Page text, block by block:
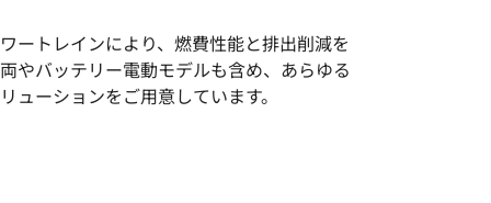
ートレインにより、燃費性能と排出削減を
やバッテリー電動モデルも含め、あらゆる
ューションをご用意しています。